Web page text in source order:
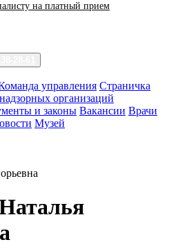
на платный прием
управления Страничка
организаций
и законы Вакансии Врачи
Музей